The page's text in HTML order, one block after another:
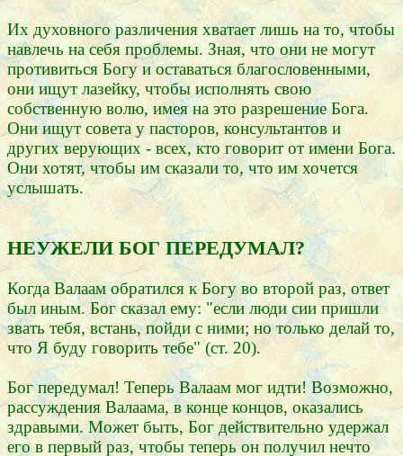
Их духовного различения хватает лишь на то, чтобы
навлечь на себя проблемы. Зная, что они не могут
противиться Богу и оставаться благословенными,
они ищут лазейку, чтобы исполнять свою
собственную волю, имея на это разрешение Бога.
Они ищут совета у пасторов, консультантов и
других верующих - всех, кто говорит от имени Бога.
Они хотят, чтобы им сказали то, что им хочется
услышать.
НЕУЖЕЛИ БОГ ПЕРЕДУМАЛ?
Когда Валаам обратился к Богу во второй раз, ответ
был иным. Бог сказал ему: "если люди сии пришли
звать тебя, встань, пойди с ними; но только делай то,
что Я буду говорить тебе" (ст. 20).
Бог передумал! Теперь Валаам мог идти! Возможно,
рассуждения Валаама, в конце концов, оказались
здравыми. Может быть, Бог действительно удержал
его в первый раз, чтобы теперь он получил нечто